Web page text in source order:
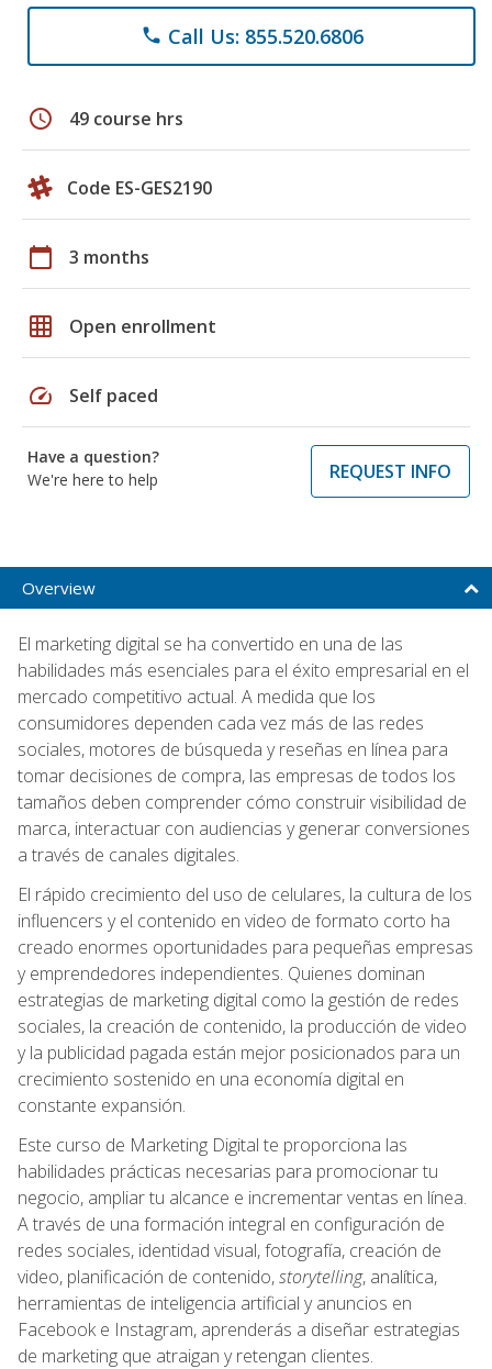
phone Call Us: 855.520.6806
schedule 49 course hrs
Code ES-GES2190
calendar_today 3 months
grid_on Open enrollment
speed Self paced
Have a question?
We're here to help
REQUEST INFO
Overview
El marketing digital se ha convertido en una de las
habilidades más esenciales para el éxito empresarial en el
mercado competitivo actual. A medida que los
consumidores dependen cada vez más de las redes
sociales, motores de búsqueda y reseñas en línea para
tomar decisiones de compra, las empresas de todos los
tamaños deben comprender cómo construir visibilidad de
marca, interactuar con audiencias y generar conversiones
a través de canales digitales.
El rápido crecimiento del uso de celulares, la cultura de los
influencers y el contenido en video de formato corto ha
creado enormes oportunidades para pequeñas empresas
y emprendedores independientes. Quienes dominan
estrategias de marketing digital como la gestión de redes
sociales, la creación de contenido, la producción de video
y la publicidad pagada están mejor posicionados para un
crecimiento sostenido en una economía digital en
constante expansión.
Este curso de Marketing Digital te proporciona las
habilidades prácticas necesarias para promocionar tu
negocio, ampliar tu alcance e incrementar ventas en línea.
A través de una formación integral en configuración de
redes sociales, identidad visual, fotografía, creación de
video, planificación de contenido,storytelling, analítica,
herramientas de inteligencia artificial y anuncios en
Facebook e Instagram, aprenderás a diseñar estrategias
de marketing que atraigan y retengan clientes.